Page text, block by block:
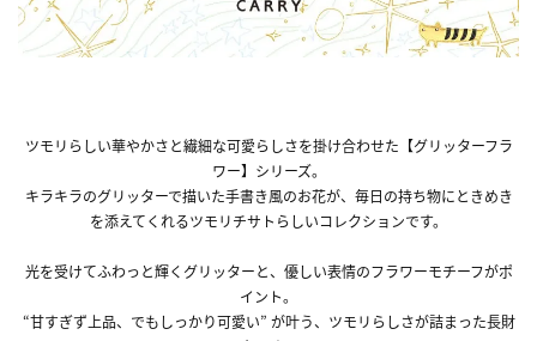
ツモリらしい華やかさと繊細な可愛らしさを掛け合わせた【グリッターフラ
ワー】シリーズ。
キラキラのグリッターで描いた手書き風のお花が、毎日の持ち物にときめき
を添えてくれるツモリチサトらしいコレクションです。
光を受けてふわっと輝くグリッターと、優しい表情のフラワーモチーフがポ
イント。
“甘すぎず上品、でもしっかり可愛い” が叶う、ツモリらしさが詰まった長財